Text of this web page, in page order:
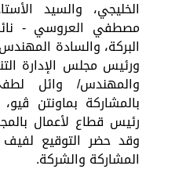
الخليجي، والسيد
مصطفي العروسي -
البركة، والسادة
ورئيس مجلس الإدارة
والمهندس/ وائل
بالمشاركة بماونتن
رئيس قطاع لأعمال
وقد حضر التوقيع لفيف
المشاركة والشركة.